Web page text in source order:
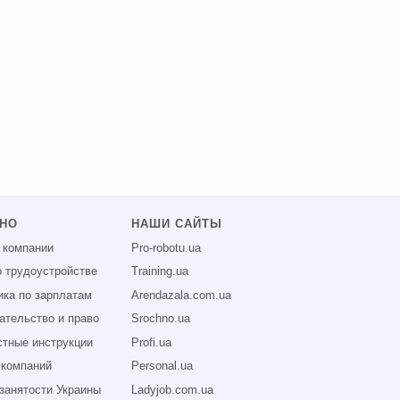
компании
трудоустройстве
по зарплатам
и право
инструкции
Украины
НАШИ САЙТЫ
Pro-robotu.ua
Training.ua
Arendazala.com.ua
Srochno.ua
Profi.ua
Personal.ua
Ladyjob.com.ua